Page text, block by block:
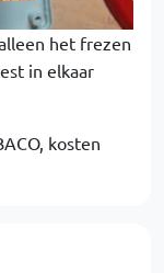
het frezen
in elkaar
kosten